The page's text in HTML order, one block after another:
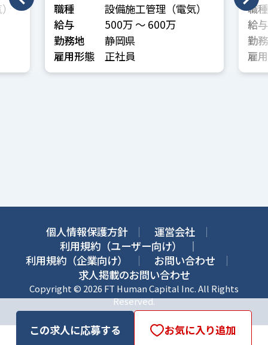
職種
設備施工管理（電気）
給与
500万 〜 600万
勤務地
静岡県
雇用形態
正社員
職種
給与
勤
雇
この求人に応募する お気に入り追加
個人情報保護方針
運営会社
利用規約（ユーザー向け）
利用規約（企業向け）
お問い合わせ
求人掲載のお問い合わせ
Copyright © 2026 FT Human Capital Inc. All Rights
Reserved.